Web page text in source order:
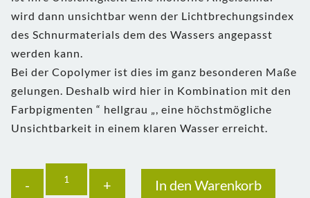
wird dann unsichtbar wenn der Lichtbrechungsindex
des Schnurmaterials dem des Wassers angepasst
werden kann.
Bei der Copolymer ist dies im ganz besonderen Maße
gelungen. Deshalb wird hier in Kombination mit den
Farbpigmenten “ hellgrau „, eine höchstmögliche
Unsichtbarkeit in einem klaren Wasser erreicht.
Anzahl
In den Warenkorb